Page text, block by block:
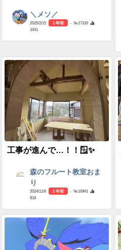
＼メソ／
2025/2/15 1 年前
- №17316
1041
工事が進んで…！！🪟✨
森のフルート教室おま
り
2024/11/6 1 年前
- №16941
918